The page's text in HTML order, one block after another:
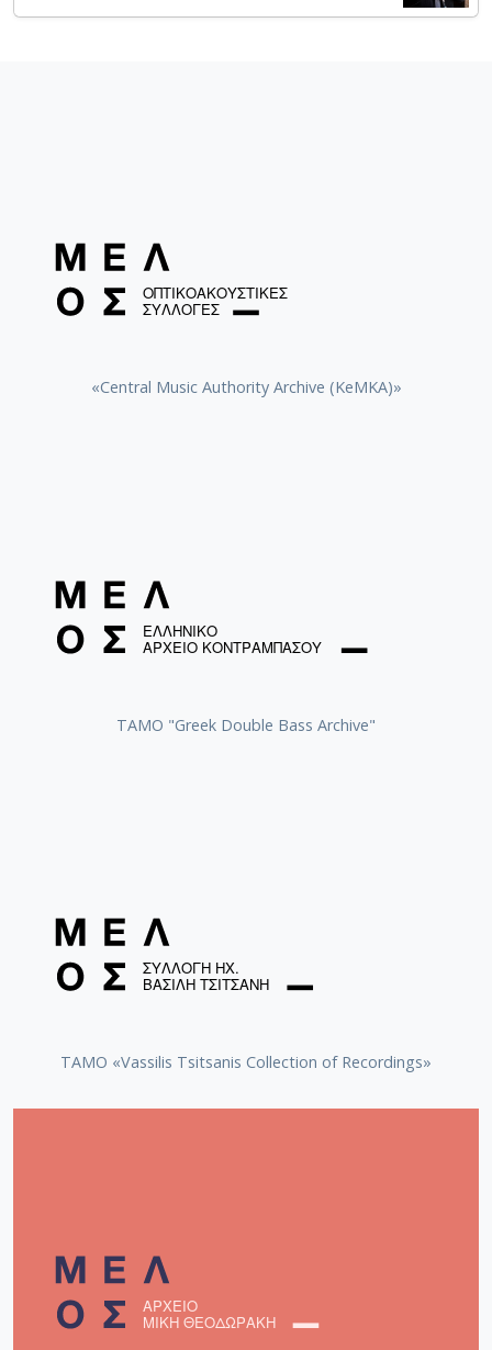
«Central Music Authority Archive (KeMKA)»
ΤΑΜΟ "Greek Double Bass Archive"
TAMO «Vassilis Tsitsanis Collection of Recordings»